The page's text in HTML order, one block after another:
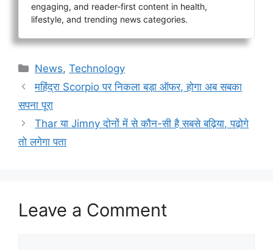
engaging, and reader-first content in health,
lifestyle, and trending news categories.
Categories
News,Technology
महिंद्रा Scorpio पर निकला बड़ा ऑफर, होगा अब सबका
सपना पूरा
Thar या Jimny दोनों में से कौन-सी है सबसे बढ़िया, पढ़ोगे
तो लगेगा पता
Leave a Comment